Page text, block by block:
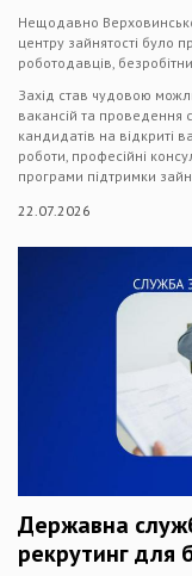
Нещодавно
центру зайнятості було
роботодавців,
Захід став чудовою
вакансій та проведення
кандидатів на відкриті
роботи, професійні
програми підтримки
22.07.2026
Державна
рекрутинг для